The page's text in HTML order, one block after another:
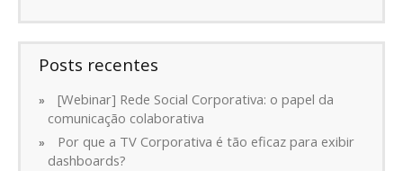
Posts recentes
[Webinar] Rede Social Corporativa: o papel da
comunicação colaborativa
Por que a TV Corporativa é tão eficaz para exibir
dashboards?